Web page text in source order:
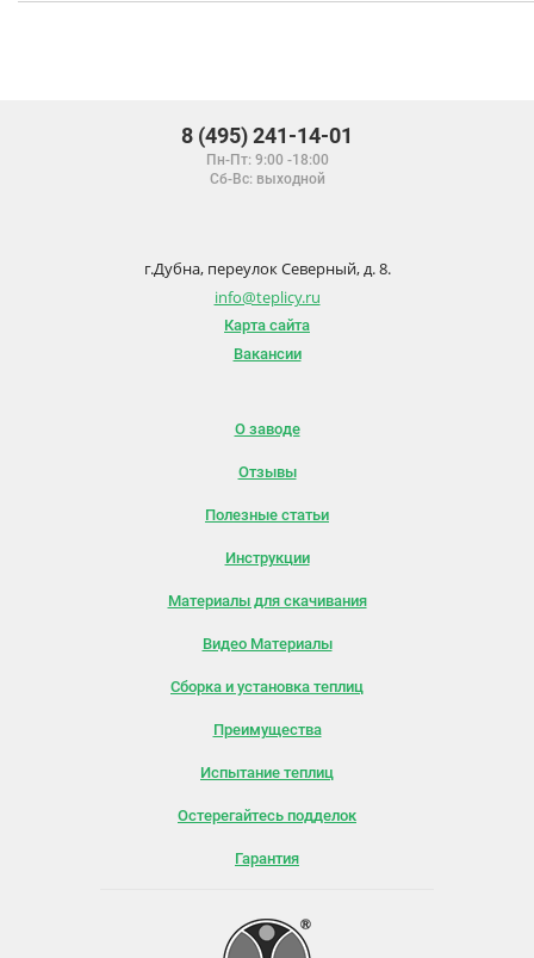
8 (495) 241-14-01
Пн-Пт: 9:00 -18:00
Сб-Вс: выходной
г.Дубна, переулок Северный, д. 8.
info@teplicy.ru
Карта сайта
Вакансии
О заводе
Отзывы
Полезные статьи
Инструкции
Материалы для скачивания
Видео Материалы
Сборка и установка теплиц
Преимущества
Испытание теплиц
Остерегайтесь подделок
Гарантия